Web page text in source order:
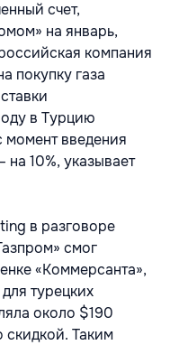
счет,
на январь,
компания
покупку газа
в Турцию
момент введения
10%, указывает
в разговоре
смог
«Коммерсанта»,
турецких
около $190
скидкой. Таким